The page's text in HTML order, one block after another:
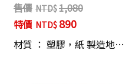
售價
1,080
特價
890
材質 ： 塑膠，紙 製造地…